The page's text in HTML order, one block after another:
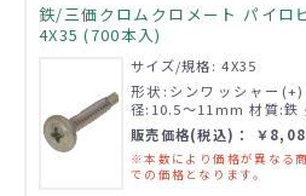
鉄/三価クロムクロメート パイロ
4X35 (700本入)
サイズ/規格: 4X35
形状:シンワッシャー
径:10.5～11mm 材質:鉄
販売価格(税込)： ￥
※本数により価格が異なる
での価格となります。